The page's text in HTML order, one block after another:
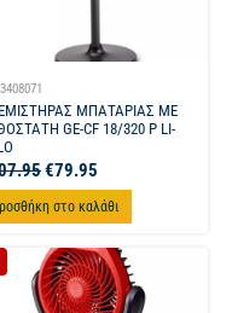
ΜΠΑΤΑΡΙΑΣ ΜΕ
GE-CF 18/320 P LI-
€79.95
στο καλάθι